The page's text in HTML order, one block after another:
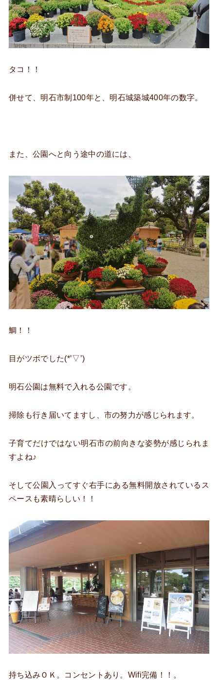
タコ！！
併せて、明石市制100年と、明石城築城400年の数字。
また、公園へと向う途中の道には、
鯛！！
目がツボでした(*’▽’)
明石公園は無料で入れる公園です。
掃除も行き届いてますし、市の努力が感じられます。
子育てだけではない明石市の前向きな姿勢が感じられま
すよね♪
そして公園入ってすぐ右手にある無料開放されているス
ペースも素晴らしい！！
持ち込みＯＫ。コンセントあり。Wifi完備！！。